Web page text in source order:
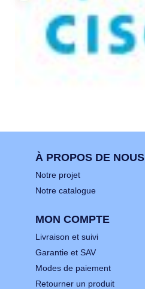
À PROPOS DE NOUS
Notre projet
Notre catalogue
MON COMPTE
Livraison et suivi
Garantie et SAV
Modes de paiement
Retourner un produit